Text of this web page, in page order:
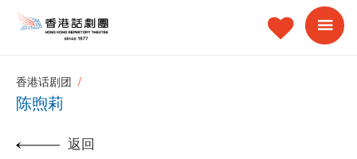
香港话剧团
陈煦莉
返回